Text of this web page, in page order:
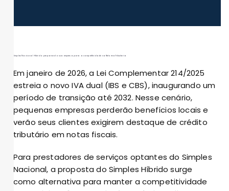
Simples Nacional Híbrido: preparando sua empresa para a competitividade na Reforma Tributária
Em janeiro de 2026, a Lei Complementar 214/2025
estreia o novo IVA dual (IBS e CBS), inaugurando um
período de transição até 2032. Nesse cenário,
pequenas empresas perderão benefícios locais e
verão seus clientes exigirem destaque de crédito
tributário em notas fiscais.
Para prestadores de serviços optantes do Simples
Nacional, a proposta do Simples Híbrido surge
como alternativa para manter a competitividade